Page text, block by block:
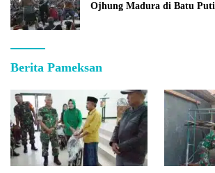
Ojhung Madura di Batu
Berita Pameksan